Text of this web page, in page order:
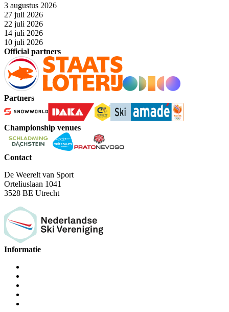
3 augustus 2026
27 juli 2026
22 juli 2026
14 juli 2026
10 juli 2026
Official partners
Partners
Championship venues
Contact
De Weerelt van Sport
Orteliuslaan 1041
3528 BE Utrecht
Informatie